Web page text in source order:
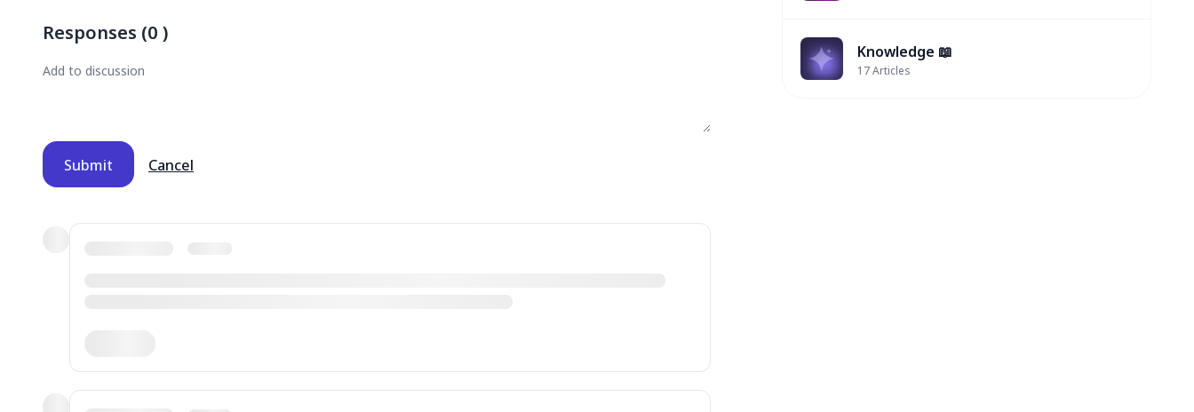
Responses (0)
Submit Cancel
Knowledge 📖
17Articles